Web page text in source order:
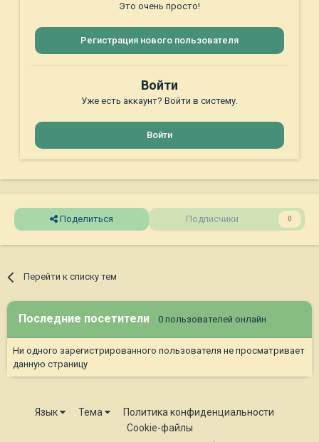
Это очень просто!
Регистрация нового пользователя
Войти
Уже есть аккаунт? Войти в систему.
Войти
Поделиться Подписчики 0
Перейти к списку тем
Последние посетители 0 пользователей онлайн
Ни одного зарегистрированного пользователя не просматривает
данную страницу
Язык Тема
Политика конфиденциальности
Cookie-файлы